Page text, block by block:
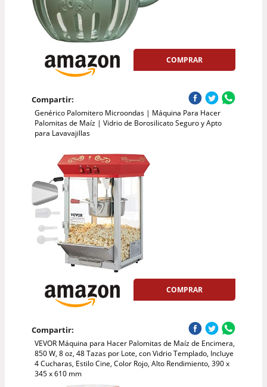
COMPRAR
Compartir:
Genérico Palomitero Microondas | Máquina Para Hacer
Palomitas de Maíz | Vidrio de Borosilicato Seguro y Apto
para Lavavajillas
COMPRAR
Compartir:
VEVOR Máquina para Hacer Palomitas de Maíz de Encimera,
850 W, 8 oz, 48 Tazas por Lote, con Vidrio Templado, Incluye
4 Cucharas, Estilo Cine, Color Rojo, Alto Rendimiento, 390 x
345 x 610 mm